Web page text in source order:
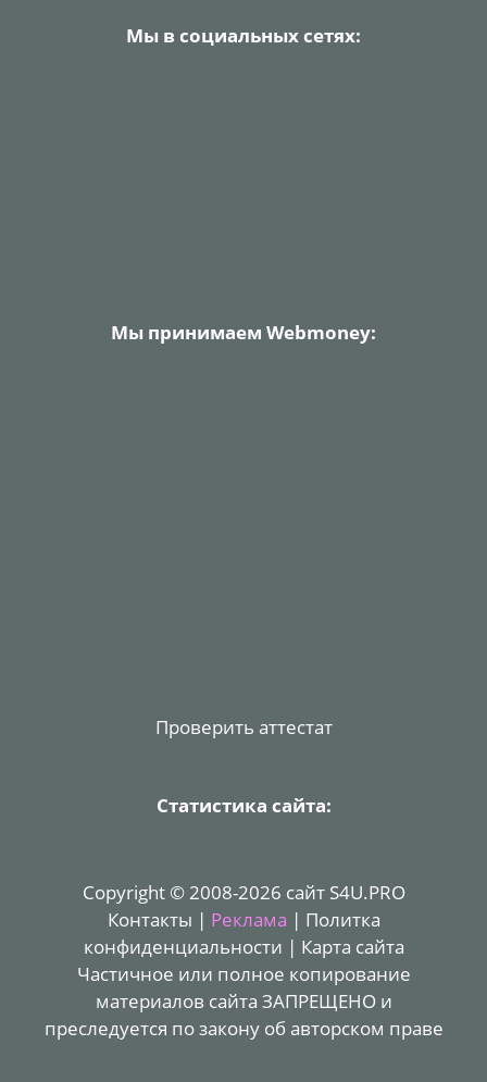
Мы в социальных сетях:
Мы принимаем Webmoney:
Проверить аттестат
Статистика сайта:
Copyright © 2008-2026 сайт S4U.PRO
Контакты | Реклама | Политка
конфиденциальности | Карта сайта
Частичное или полное копирование
материалов сайта ЗАПРЕЩЕНО и
преследуется по закону об авторском праве